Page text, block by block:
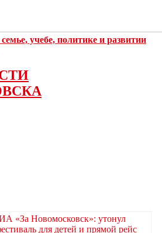
учебе, политике и развитии